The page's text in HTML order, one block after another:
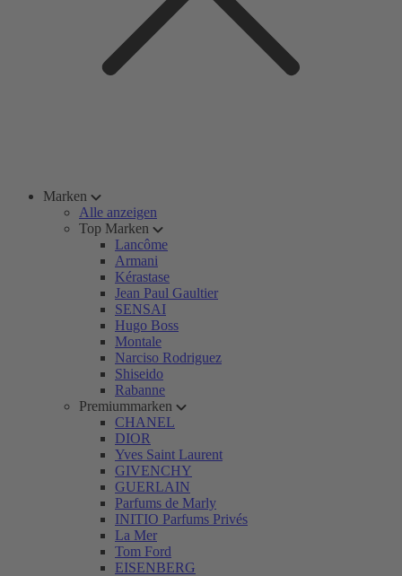
Marken
Alle anzeigen
Top Marken
Lancôme
Armani
Kérastase
Jean Paul Gaultier
SENSAI
Hugo Boss
Montale
Narciso Rodriguez
Shiseido
Rabanne
Premiummarken
CHANEL
DIOR
Yves Saint Laurent
GIVENCHY
GUERLAIN
Parfums de Marly
INITIO Parfums Privés
La Mer
Tom Ford
EISENBERG